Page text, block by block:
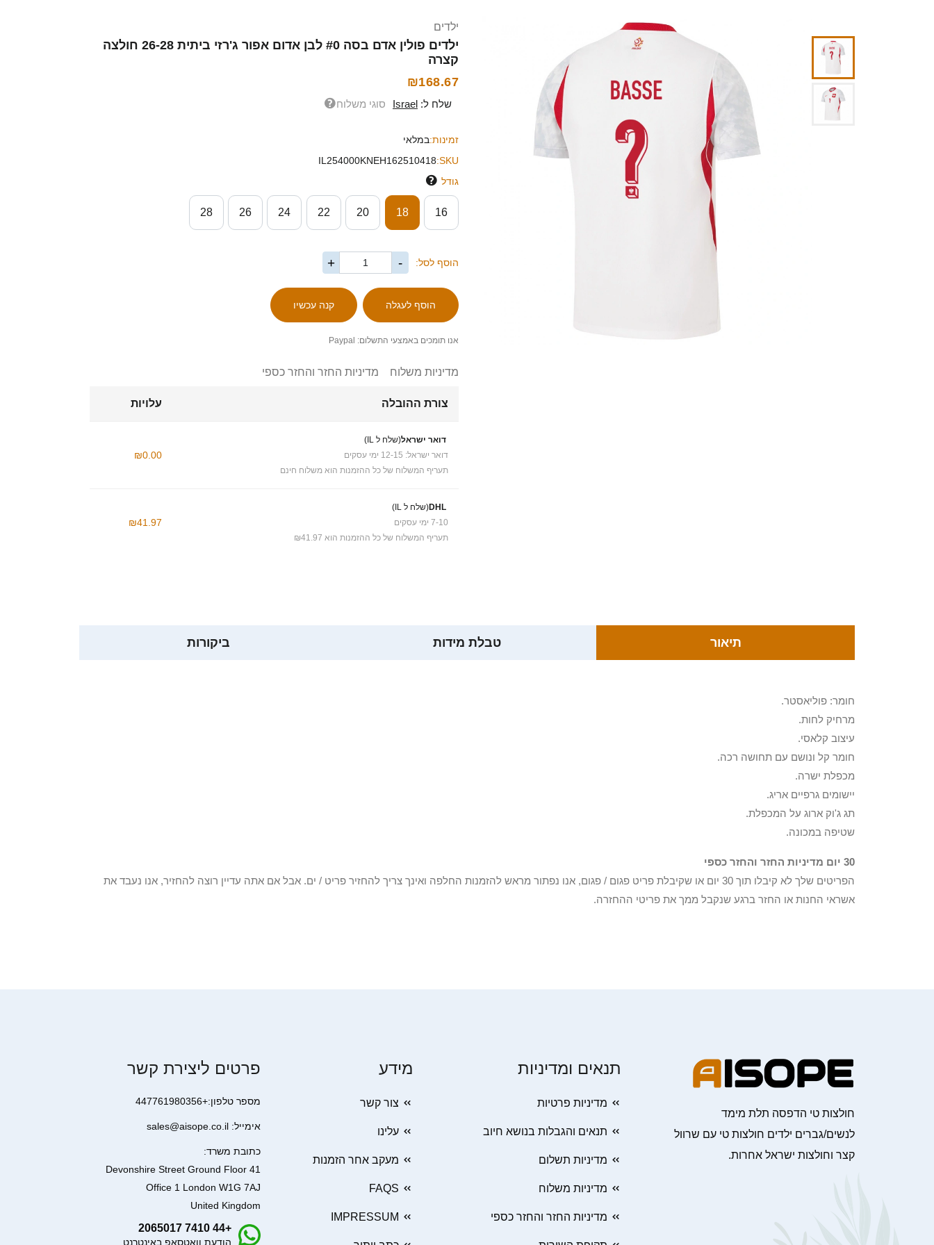
ילדים
ילדים פולין אדם בסה #0 לבן אדום אפור ג'רזי ביתית 26-28 חולצה
קצרה
₪168.67
שלח ל: Israel סוגי משלוח
זמינות:במלאי
SKU:
IL254000KNEH162510418
גודל
16
18
20
22
24
26
28
הוסף לסל: -
+
אנו תומכים באמצעי התשלום: Paypal
מדיניות משלוח מדיניות החזר והחזר כספי
צורת ההובלה עלויות
דואר ישראל(שלח ל IL)
דואר ישראל: 12-15 ימי עסקים
תעריף המשלוח של כל ההזמנות הוא משלוח חינם
₪0.00
DHL(שלח ל IL)
7-10 ימי עסקים
תעריף המשלוח של כל ההזמנות הוא ₪41.97
₪41.97
תיאור טבלת מידות ביקורות
חומר: פוליאסטר.
מרחיק לחות.
עיצוב קלאסי.
חומר קל ונושם עם תחושה רכה.
מכפלת ישרה.
יישומים גרפיים אריג.
תג ג'וק ארוג על המכפלת.
שטיפה במכונה.
30 יום מדיניות החזר והחזר כספי
הפריטים שלך לא קיבלו תוך 30 יום או שקיבלת פריט פגום / פגום, אנו נפתור מראש להזמנות החלפה ואינך צריך להחזיר פריט / ים. אבל אם אתה עדיין רוצה להחזיר, אנו נעבד את
אשראי החנות או החזר ברגע שנקבל ממך את פריטי ההחזרה.
חולצות טי הדפסה תלת מימד
לנשים/גברים ילדים חולצות טי עם שרוול
קצר וחולצות ישראל אחרות.
תנאים ומדיניות
מדיניות פרטיות
תנאים והגבלות בנושא חיוב
מדיניות תשלום
מדיניות משלוח
מדיניות החזר והחזר כספי
מידע
צור קשר
עלינו
מעקב אחר הזמנות
FAQS
IMPRESSUM
פרטים ליצירת קשר
מספר טלפון:+447761980356
אימייל: sales@aisope.co.il
כתובת משרד:
41 Devonshire Street Ground Floor
Office 1 London W1G 7AJ
United Kingdom
+44 7410 2065017
הודעת וואטסאפ באינטרנט